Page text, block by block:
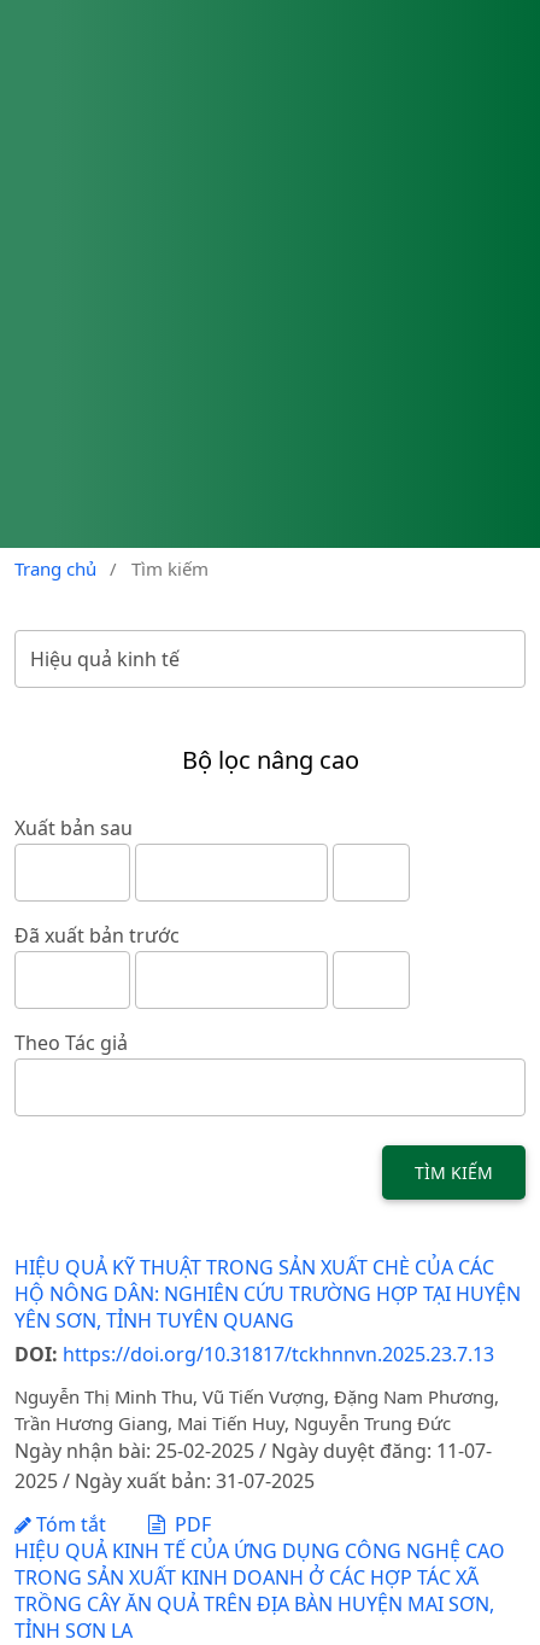
Trang chủ / Tìm kiếm
Bộ lọc nâng cao
Xuất bản sau
Đã xuất bản trước
Theo Tác giả
TÌM KIẾM
HIỆU QUẢ KỸ THUẬT TRONG SẢN XUẤT CHÈ CỦA CÁC
HỘ NÔNG DÂN: NGHIÊN CỨU TRƯỜNG HỢP TẠI HUYỆN
YÊN SƠN, TỈNH TUYÊN QUANG
DOI: https://doi.org/10.31817/tckhnnvn.2025.23.7.13
Nguyễn Thị Minh Thu, Vũ Tiến Vượng, Đặng Nam Phương,
Trần Hương Giang, Mai Tiến Huy, Nguyễn Trung Đức
Ngày nhận bài: 25-02-2025 / Ngày duyệt đăng: 11-07-
2025 / Ngày xuất bản: 31-07-2025
Tóm tắt
PDF
HIỆU QUẢ KINH TẾ CỦA ỨNG DỤNG CÔNG NGHỆ CAO
TRONG SẢN XUẤT KINH DOANH Ở CÁC HỢP TÁC XÃ
TRỒNG CÂY ĂN QUẢ TRÊN ĐỊA BÀN HUYỆN MAI SƠN,
TỈNH SƠN LA